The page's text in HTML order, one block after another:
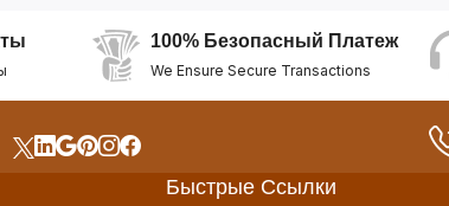
100% Безопасный Платеж
We Ensure Secure Transactions
Быстрые Ссылки